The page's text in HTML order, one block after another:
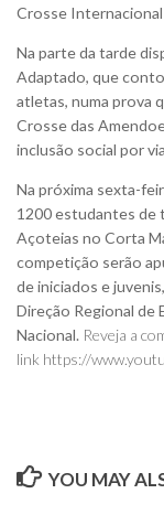
Crosse Internacional
Na parte da tarde
Adaptado, que
atletas, numa prova
Crosse das
inclusão social por
Na próxima sexta-
1200 estudantes de
Açoteias no Corta
competição serão
de iniciados e
Direção Regional de
Nacional. Reveja a
link https://
YOU MAY